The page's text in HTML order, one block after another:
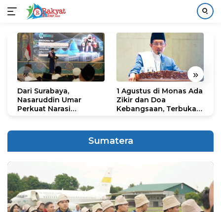
konten
« »
Dari Surabaya,
Nasaruddin Umar
Perkuat Narasi
1 Agustus di Monas Ada
Zikir dan Doa
Kebangsaan, Terbuka
Sumatera